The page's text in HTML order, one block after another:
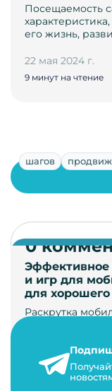
Посещаемость
его жизнь,
22 мая 2024 г.
9 минут на чтение
шагов
и игр для
для хорошего
Раскрутка
24 января 2021 г.
14 минут на чтение
0